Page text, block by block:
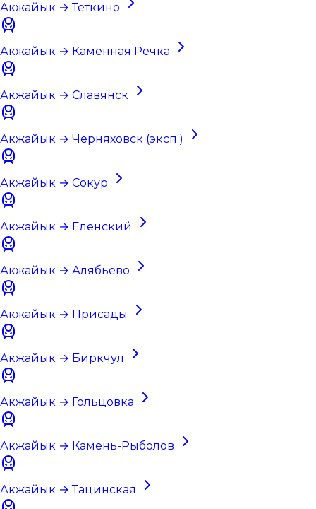
Акжайык → Теткино
Акжайык → Каменная Речка
Акжайык → Славянск
Акжайык → Черняховск (эксп.)
Акжайык → Сокур
Акжайык → Еленский
Акжайык → Алябьево
Акжайык → Присады
Акжайык → Биркчул
Акжайык → Гольцовка
Акжайык → Камень-Рыболов
Акжайык → Тацинская